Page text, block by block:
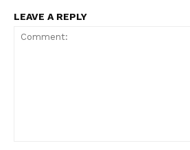
LEAVE A REPLY